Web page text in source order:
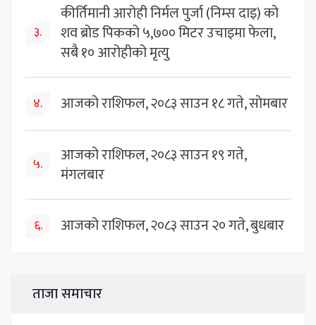
३.
कीर्तिमानी आरोही निर्मल पुर्जा (निम्स दाइ) को
शव ब्रोड पिकको ५,७०० मिटर उचाइमा फेला,
सबै १० आरोहीको मृत्यु
४. आजको राशिफल, २०८३ साउन १८ गते, सोमबार
५.
आजको राशिफल, २०८३ साउन १९ गते,
मंगलबार
६. आजको राशिफल, २०८३ साउन २० गते, बुधबार
ताजा समाचार